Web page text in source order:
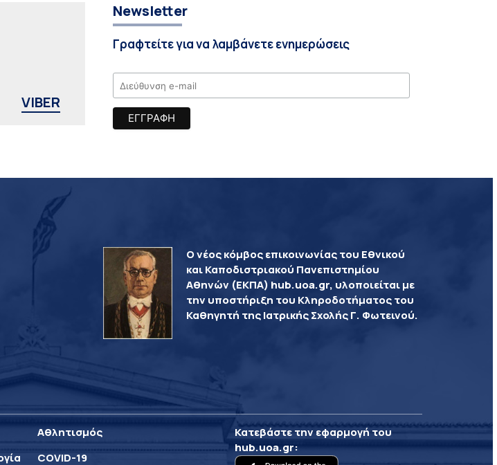
VIBER
Newsletter
Γραφτείτε για να λαμβάνετε ενημερώσεις
Ο νέος κόμβος επικοινωνίας του Εθνικού
και Καποδιστριακού Πανεπιστημίου
Αθηνών (ΕΚΠΑ) hub.uoa.gr, υλοποιείται με
την υποστήριξη του Κληροδοτήματος του
Καθηγητή της Ιατρικής Σχολής Γ. Φωτεινού.
Αθλητισμός
COVID-19
Κατεβάστε την εφαρμογή του
hub.uoa.gr: